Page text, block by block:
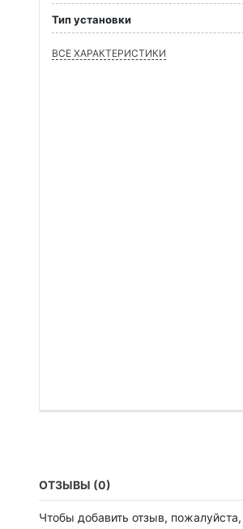
Тип установки
ВСЕ ХАРАКТЕРИСТИКИ
ОТЗЫВЫ (0)
Чтобы добавить отзыв, пожалуйста,